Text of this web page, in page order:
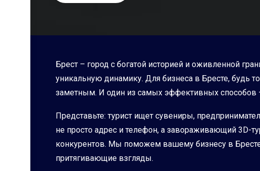
Брест – город с богатой историей и оживленной
уникальную динамику. Для бизнеса в Бресте, будь
заметным. И один из самых эффективных способов
Представьте: турист ищет сувениры,
не просто адрес и телефон, а завораживающий
конкурентов. Мы поможем вашему бизнесу в
притягивающие взгляды.